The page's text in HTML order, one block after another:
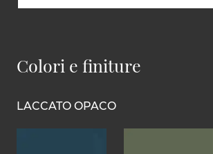
Colori e finiture
LACCATO OPACO